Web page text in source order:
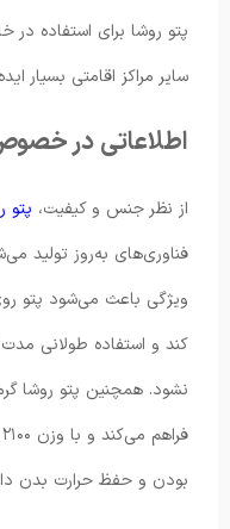
پتو روشا برای استفاده در
سایر مراکز اقامتی بسیار
اطلاعاتی در
از نظر جنس و کیفیت، پتو
فناوری‌های به‌روز تولید
ویژگی باعث می‌شود پتو
کند و استفاده طولانی
نشود. همچنین پتو روشا
بودن و حفظ حرارت بدن